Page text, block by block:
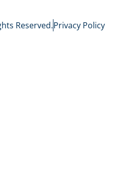
Reserved.Privacy Policy